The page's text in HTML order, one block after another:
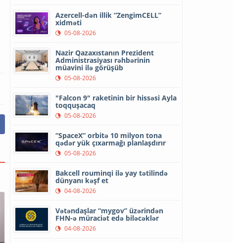
Azercell-dən illik “ZengimCELL”
xidməti
05-08-2026
Nazir Qazaxıstanın Prezident
Administrasiyası rəhbərinin
müavini ilə görüşüb
05-08-2026
"Falcon 9" raketinin bir hissəsi Ayla
toqquşacaq
05-08-2026
“SpaceX” orbitə 10 milyon tona
qədər yük çıxarmağı planlaşdırır
05-08-2026
Bakcell rouminqi ilə yay tətilində
dünyanı kəşf et
04-08-2026
Vətəndaşlar “mygov” üzərindən
FHN-ə müraciət edə biləcəklər
04-08-2026